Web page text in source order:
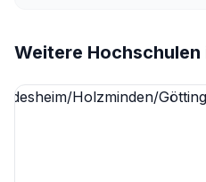
Weitere Hochschulen